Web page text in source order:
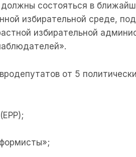
состояться в
избирательной среде, под
избирательной
от 5